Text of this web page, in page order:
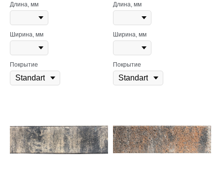
Длина, мм
Ширина, мм
Покрытие
Длина, мм
Ширина, мм
Покрытие